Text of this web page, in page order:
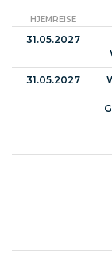
HJEMREISE
31.05.2027
31.05.2027